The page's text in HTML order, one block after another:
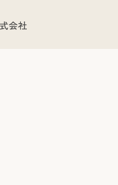
会社